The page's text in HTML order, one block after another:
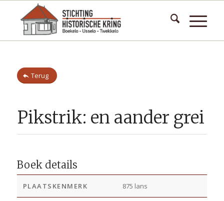
Terug
Pikstrik: en aander grei
Boek details
PLAATSKENMERK 875 lans